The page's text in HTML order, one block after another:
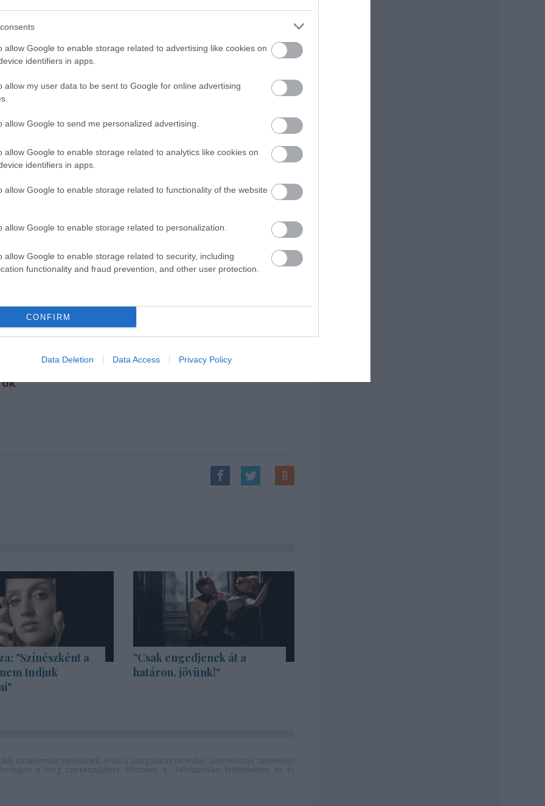
allow Google to enable storage related to advertising like cookies on
identifiers in apps.
allow my user data to be sent to Google for online advertising
allow Google to send me personalized advertising.
allow Google to enable storage related to analytics like cookies on
identifiers in apps.
allow Google to enable storage related to functionality of the website
allow Google to enable storage related to personalization.
allow Google to enable storage related to security, including
functionality and fraud prevention, and other user protection.
CONFIRM
Data Deletion Data Access Privacy Policy
"Színészként a
tudjuk
"Csak engedjenek át a
határon, jövünk!"